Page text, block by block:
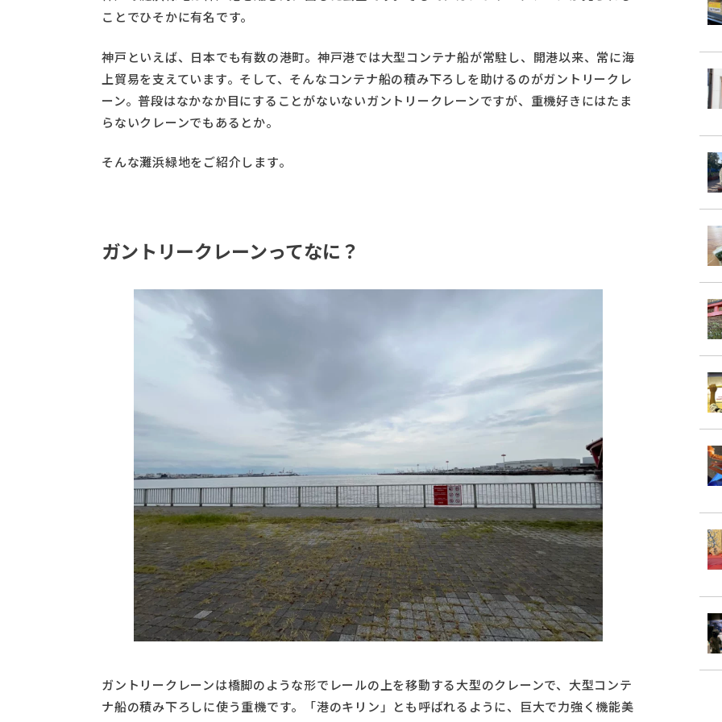
ことでひそかに有名です。
神戸といえば、日本でも有数の港町。神戸港では大型コンテナ船が常駐し、開港以来、常に海
上貿易を支えています。そして、そんなコンテナ船の積み下ろしを助けるのがガントリークレ
ーン。普段はなかなか目にすることがないないガントリークレーンですが、重機好きにはたま
らないクレーンでもあるとか。
そんな灘浜緑地をご紹介します。
ガントリークレーンってなに？
ガントリークレーンは橋脚のような形でレールの上を移動する大型のクレーンで、大型コンテ
ナ船の積み下ろしに使う重機です。「港のキリン」とも呼ばれるように、巨大で力強く機能美